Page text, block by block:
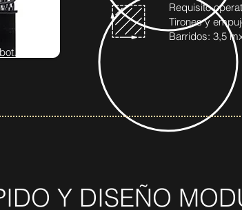
Requisito
Tirones y
Barridos: 3,5
Y DISEÑO